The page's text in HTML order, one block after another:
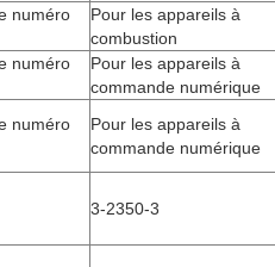
numéro
Pour les appareils à
combustion
numéro
Pour les appareils à
commande numérique
numéro
Pour les appareils à
commande numérique
3-2350-3